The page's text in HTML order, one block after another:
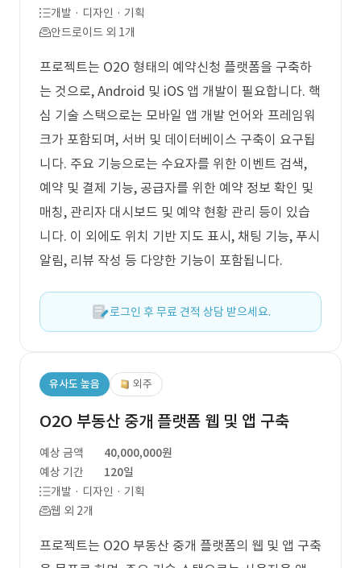
개발 · 디자인 · 기획
안드로이드 외 1개
프로젝트는 O2O 형태의 예약신청 플랫폼을 구축하
는 것으로, Android 및 iOS 앱 개발이 필요합니다. 핵
심 기술 스택으로는 모바일 앱 개발 언어와 프레임워
크가 포함되며, 서버 및 데이터베이스 구축이 요구됩
니다. 주요 기능으로는 수요자를 위한 이벤트 검색,
예약 및 결제 기능, 공급자를 위한 예약 정보 확인 및
매칭, 관리자 대시보드 및 예약 현황 관리 등이 있습
니다. 이 외에도 위치 기반 지도 표시, 채팅 기능, 푸시
알림, 리뷰 작성 등 다양한 기능이 포함됩니다.
로그인 후 무료 견적 상담 받으세요.
유사도 높음 외주
O2O 부동산 중개 플랫폼 웹 및 앱 구축
예상 금액
40,000,000원
예상 기간
120일
개발 · 디자인 · 기획
웹 외 2개
프로젝트는 O2O 부동산 중개 플랫폼의 웹 및 앱 구축